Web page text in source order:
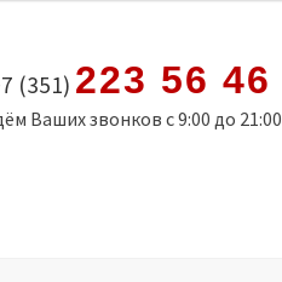
(351) 223 56 46
Ваших звонков с 9:00 до 21:00